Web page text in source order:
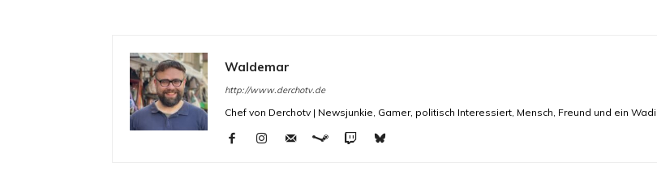
Waldemar
http://www.derchotv.de
Chef von Derchotv | Newsjunkie, Gamer, politisch Interessiert, Mensch, Freund und ein Wadi